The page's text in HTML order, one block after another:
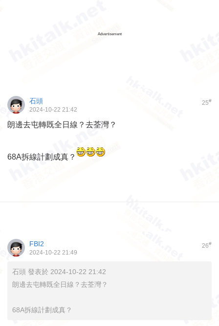
Advertisement
25#
石頭
2024-10-22 21:42
朗邊去屯轉既全日線？去荃灣？
68A拆線計劃成真？
26#
FBI2
2024-10-22 21:49
石頭 發表於 2024-10-22 21:42
朗邊去屯轉既全日線？去荃灣？
68A拆線計劃成真？